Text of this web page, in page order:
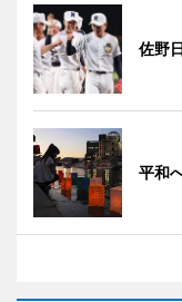
佐野
平和